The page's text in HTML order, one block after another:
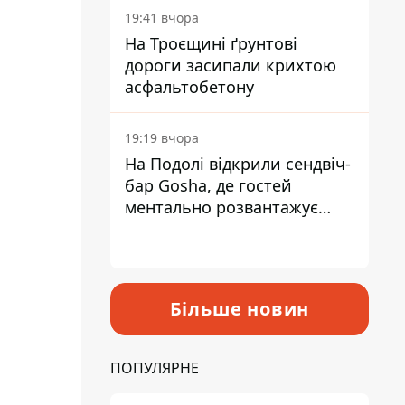
19:41 вчора
На Троєщині ґрунтові
дороги засипали крихтою
асфальтобетону
19:19 вчора
На Подолі відкрили сендвіч-
бар Gosha, де гостей
ментально розвантажує
Більше новин
ПОПУЛЯРНЕ